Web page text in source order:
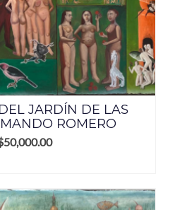
JARDÍN DE LAS
ROMERO
50,000.00